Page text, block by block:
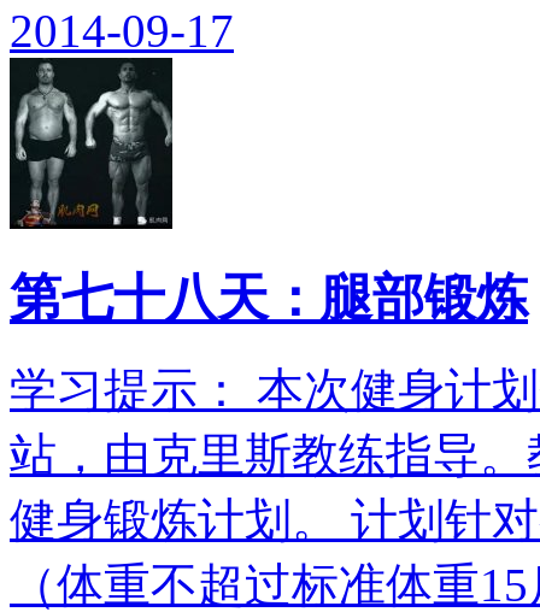
2014-09-17
第七十八天：腿部锻炼
学习提示： 本次健身计
站，由克里斯教练指导
健身锻炼计划。 计划针
（体重不超过标准体重